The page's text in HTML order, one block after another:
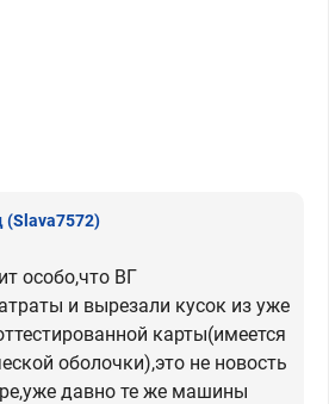
(Slava7572)
особо,что ВГ
и вырезали кусок из уже
карты(имеется
оболочки),это не новость
давно те же машины